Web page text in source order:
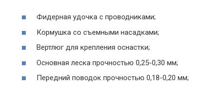
Фидерная удочка с проводниками;
Кормушка со съемными насадками;
Вертлюг для крепления оснастки;
Основная леска прочностью 0,25-0,30 мм;
Передний поводок прочностью 0,18-0,20 мм;